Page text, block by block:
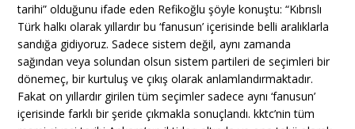
tarihi” olduğunu ifade eden Refikoğlu şöyle konuştu: “Kıbrıslı
Türk halkı olarak yıllardır bu ‘fanusun’ içerisinde belli aralıklarla
sandığa gidiyoruz. Sadece sistem değil, aynı zamanda
sağından veya solundan olsun sistem partileri de seçimleri bir
dönemeç, bir kurtuluş ve çıkış olarak anlamlandırmaktadır.
Fakat on yıllardır girilen tüm seçimler sadece aynı ‘fanusun’
içerisinde farklı bir şeride çıkmakla sonuçlandı. kktc’nin tüm